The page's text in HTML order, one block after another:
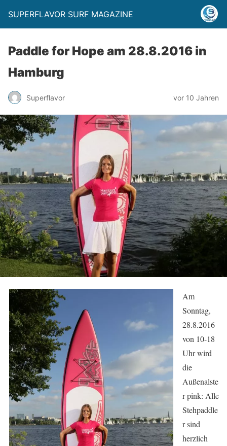
SUPERFLAVOR SURF MAGAZINE
Paddle for Hope am 28.8.2016 in
Hamburg
Superflavor vor 10 Jahren
Am
Sonntag,
28.8.2016
von 10-18
Uhr wird
die
Außenalste
r pink: Alle
Stehpaddle
r sind
herzlich